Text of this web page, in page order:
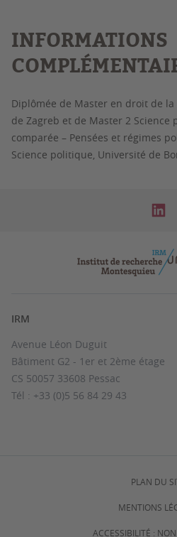
INFORMATIONS
Diplômée de Master en droit de
de Zagreb et de Master 2 Science
comparée – Pensées et régimes
Science politique, Université de
IRM
Avenue Léon Duguit
Bâtiment G2 - 1er et 2ème étage
CS 50057 33608 Pessac
Tél : +33 (0)5 56 84 29 43
PLAN DU
MENTIONS
ACCESSIBILITÉ :